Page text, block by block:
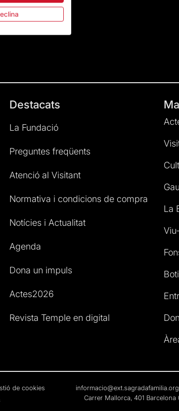
Destacats
La Fundació
Preguntes freqüents
Atenció al Visitant
Normativa i condicions de compra
Notícies i Actualitat
Agenda
Dona un impuls
Actes2026
Revista Temple en digital
La
de cookies
informacio@ext.sagradafamilia.org
Carrer Mallorca, 401 Barcelona